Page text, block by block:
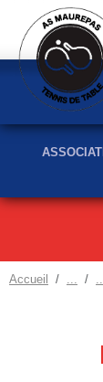
Accueil
Panneau de